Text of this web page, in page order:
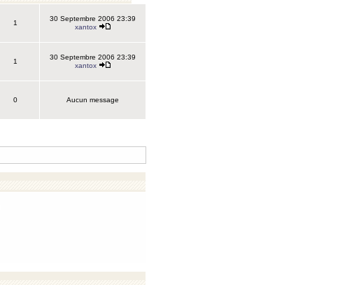
1
30 Septembre 2006 23:39
xantox
1
30 Septembre 2006 23:39
xantox
0 Aucun message